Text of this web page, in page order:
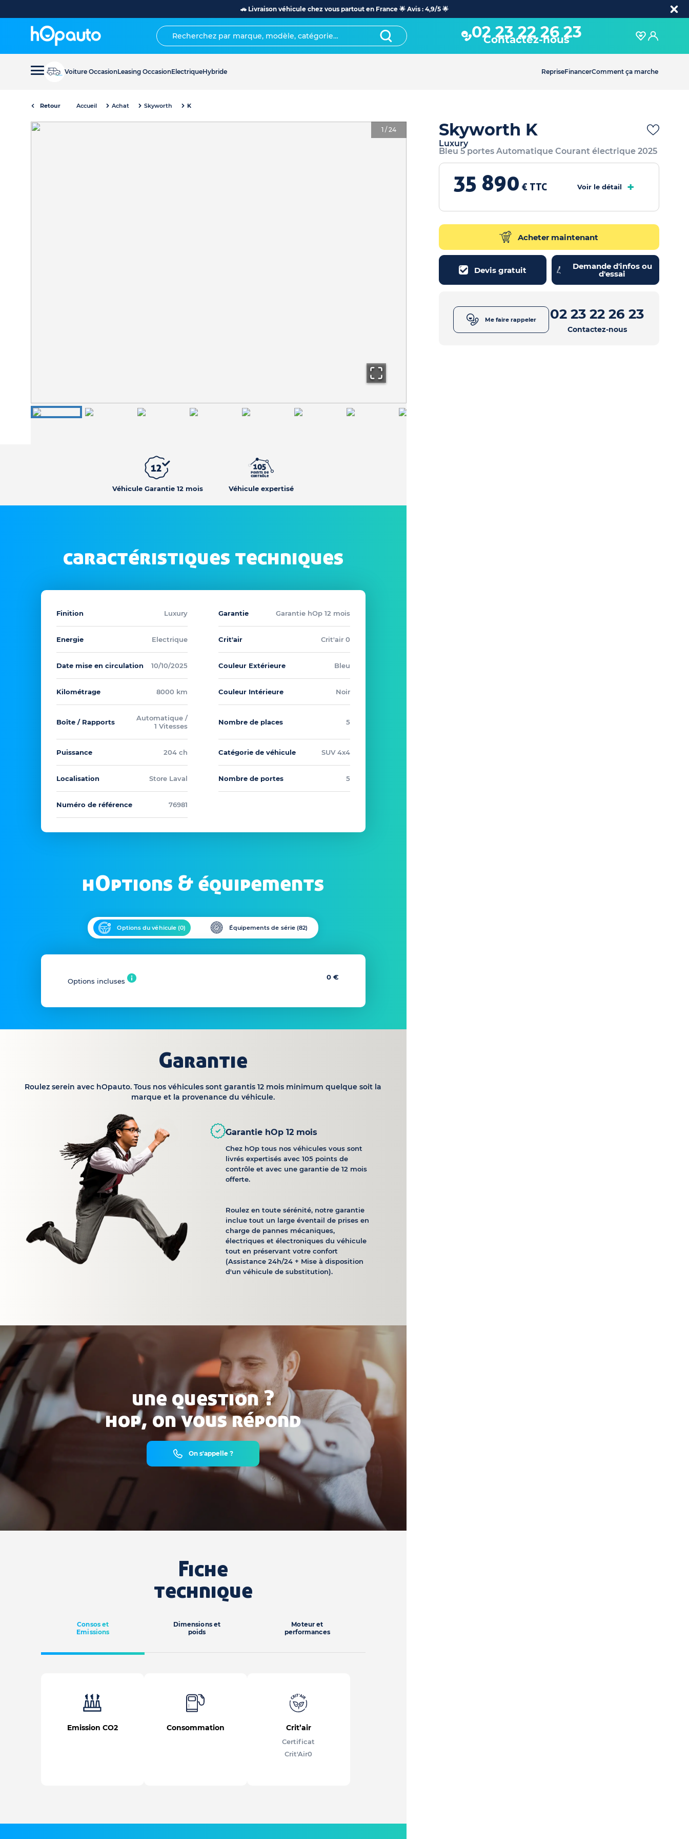
🚗 Livraison véhicule chez vous partout en France 🌟 Avis : 4,9/5 🌟
02 23 22 26 23
Contactez-nous
Voiture OccasionLeasing OccasionElectriqueHybride RepriseFinancerComment ça marche
Retour Accueil Achat Skyworth K
1 / 24
Véhicule Garantie 12 mois Véhicule expertisé
caractéristiques techniques
Finition Luxury Garantie Garantie hOp 12 mois
Energie Electrique Crit'air Crit'air 0
Date mise en circulation 10/10/2025 Couleur Extérieure Bleu
Kilométrage 8000 km Couleur Intérieure Noir
Boîte / Rapports
Automatique /
1 Vitesses
Nombre de places 5
Puissance 204 ch Catégorie de véhicule SUV 4x4
Localisation Store Laval Nombre de portes 5
Numéro de référence 76981
hOptions & équipements
Options du véhicule (0) Équipements de série (82)
Options incluses 0 €
Garantie
Roulez serein avec hOpauto. Tous nos véhicules sont garantis 12 mois minimum quelque soit la
marque et la provenance du véhicule.
Garantie hOp 12 mois
Chez hOp tous nos véhicules vous sont
livrés expertisés avec 105 points de
contrôle et avec une garantie de 12 mois
offerte.
Roulez en toute sérénité, notre garantie
inclue tout un large éventail de prises en
charge de pannes mécaniques,
électriques et électroniques du véhicule
tout en préservant votre confort
(Assistance 24h/24 + Mise à disposition
d'un véhicule de substitution).
une question ?
hop, on vous répond
On s'appelle ?
Fiche
technique
Consos et
Emissions
Dimensions et
poids
Moteur et
performances
Emission CO2 Consommation Crit’air
Certificat
Crit'Air0
Skyworth K
Luxury
Bleu 5 portes Automatique Courant électrique 2025
35 890 € TTC Voir le détail +
Acheter maintenant
Devis gratuit Demande d'infos ou
d'essai
Me faire rappeler 02 23 22 26 23
Contactez-nous